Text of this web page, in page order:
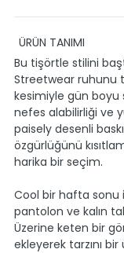
ÜRÜN TANIMI
Bu tişörtle stilini
Streetwear ruhunu
kesimiyle gün boyu
nefes alabilirliği ve
paisely desenli
özgürlüğünü
harika bir seçim.
Cool bir hafta sonu
pantolon ve kalın
Üzerine keten bir
ekleyerek tarzını